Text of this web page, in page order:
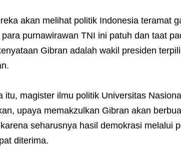
akan melihat politik Indonesia teramat
purnawirawan TNI ini patuh dan taat
Gibran adalah wakil presiden
itu, magister ilmu politik Universitas
upaya memakzulkan Gibran akan
seharusnya hasil demokrasi melalui
diterima.